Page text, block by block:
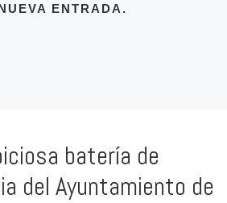
ENTRADA.
batería de
del Ayuntamiento de